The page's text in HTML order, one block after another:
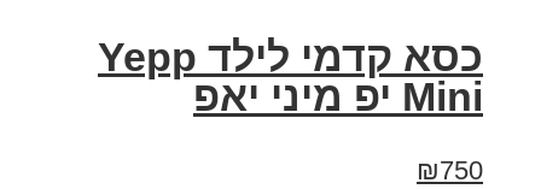
כסא קדמי לילד Yepp
Mini יפ מיני יאפ
₪750